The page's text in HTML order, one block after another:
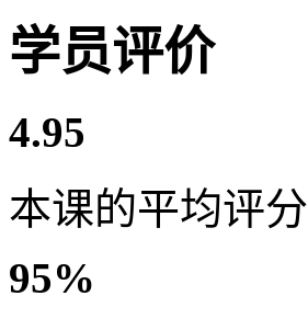
学员评价
4.95
本课的平均评分
95%